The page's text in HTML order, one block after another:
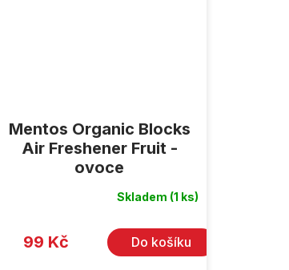
Mentos Organic Blocks
Air Freshener Fruit -
ovoce
Skladem (1 ks)
99 Kč Do košíku